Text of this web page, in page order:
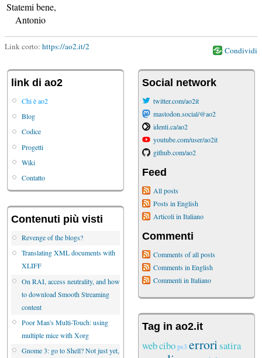
Statemi bene,
Antonio
Link corto: https://ao2.it/2 Condividi
link di ao2
Chi è ao2
Blog
Codice
Progetti
Wiki
Contatto
Contenuti più visti
Revenge of the blogs?
Translating XML documents with
XLIFF
On RAI, access neutrality, and how
to download Smooth Streaming
content
Poor Man's Multi-Touch: using
multiple mice with Xorg
Gnome 3: go to Shell? Not just yet,
Social network
twitter.com/ao2it
mastodon.social/@ao2
identi.ca/ao2
youtube.com/user/ao2it
github.com/ao2
Feed
All posts
Posts in English
Articoli in Italiano
Commenti
Comments of all posts
Comments in English
Commenti in Italiano
Tag in ao2.it
webcibops3 errorisatira